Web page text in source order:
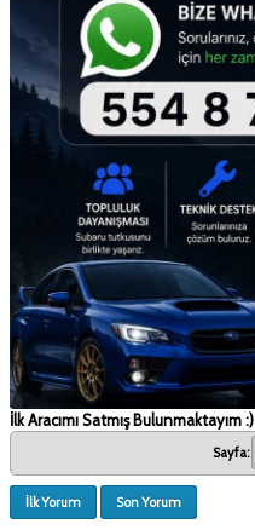
İlk Aracımı Satmış Bulunmaktayım :)
Sayfa:
İlk Yorum Son Yorum